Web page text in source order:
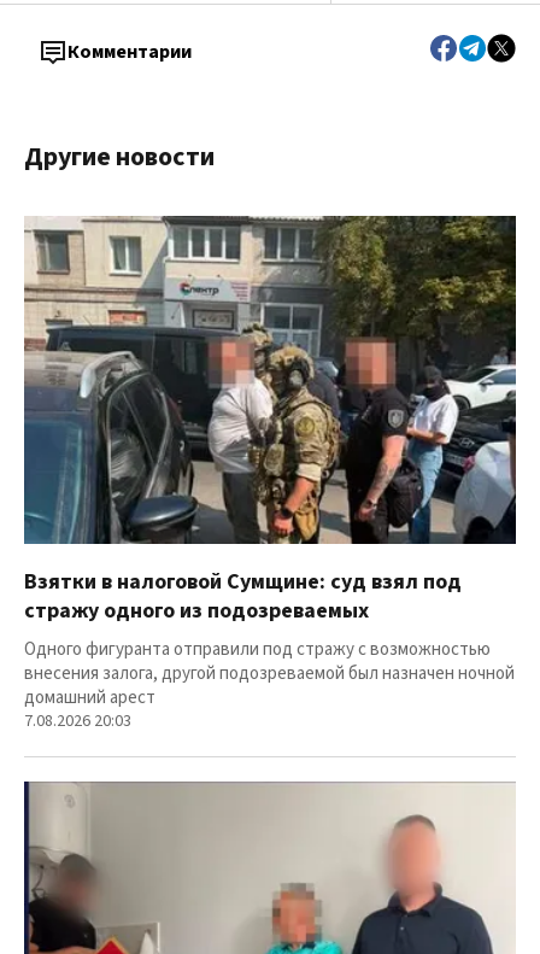
Комментарии
Другие новости
Взятки в налоговой Сумщине: суд взял под
стражу одного из подозреваемых
Одного фигуранта отправили под стражу с возможностью
внесения залога, другой подозреваемой был назначен ночной
домашний арест
7.08.2026 20:03